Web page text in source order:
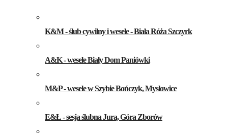
K&M - ślub cywilny i wesele - Biała Róża Szczyrk
A&K - wesele Biały Dom Paniówki
M&P - wesele w Szybie Bończyk, Mysłowice
E&Ł - sesja ślubna Jura, Góra Zborów